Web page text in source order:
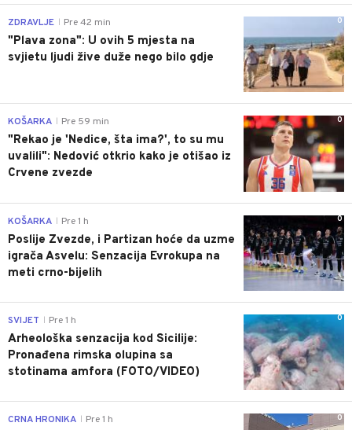
0
ZDRAVLJE Pre 42 min
"Plava zona": U ovih 5 mjesta na
svjietu ljudi žive duže nego bilo gdje
0
KOŠARKA Pre 59 min
"Rekao je 'Nedice, šta ima?', to su mu
uvalili": Nedović otkrio kako je otišao iz
Crvene zvezde
0
KOŠARKA Pre 1 h
Poslije Zvezde, i Partizan hoće da uzme
igrača Asvelu: Senzacija Evrokupa na
meti crno-bijelih
0
SVIJET Pre 1 h
Arheološka senzacija kod Sicilije:
Pronađena rimska olupina sa
stotinama amfora (FOTO/VIDEO)
0
CRNA HRONIKA Pre 1 h